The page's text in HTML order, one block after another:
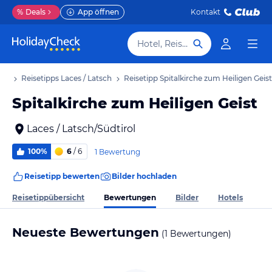
% Deals App öffnen Kontakt
Hotel, Reiseziel
Reisetipps Laces / Latsch Reisetipp Spitalkirche zum Heiligen Geist
Spitalkirche zum Heiligen Geist
Laces / Latsch/Südtirol
100% 6 / 6 1 Bewertung
Reisetipp bewerten Bilder hochladen
Reisetippübersicht Bewertungen Bilder Hotels
Neueste Bewertungen (1 Bewertungen)